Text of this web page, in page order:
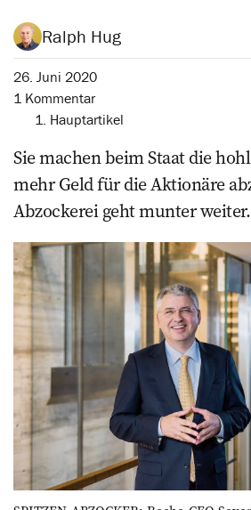
Ralph Hug
26. Juni 2020
1 Kommentar
1. Hauptartikel
Sie machen beim Staat die
mehr Geld für die ­Aktionäre
Abzockerei geht munter weiter.